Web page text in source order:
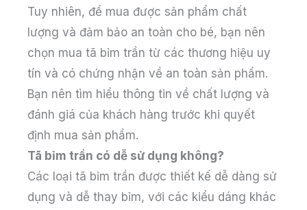
Tuy nhiên, để mua được sản phẩm chất
lượng và đảm bảo an toàn cho bé, bạn nên
chọn mua tã bỉm trần từ các thương hiệu uy
tín và có chứng nhận về an toàn sản phẩm.
Bạn nên tìm hiểu thông tin về chất lượng và
đánh giá của khách hàng trước khi quyết
định mua sản phẩm.
Tã bỉm trần có dễ sử dụng không?
Các loại tã bỉm trần được thiết kế dễ dàng sử
dụng và dễ thay bỉm, với các kiểu dáng khác